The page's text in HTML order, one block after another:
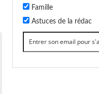
Famille
Astuces de la rédac